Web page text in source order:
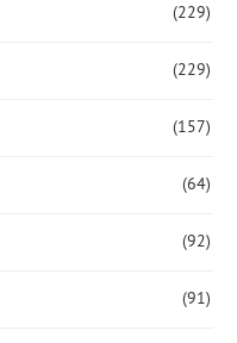
(229)
(229)
(157)
(64)
(92)
(91)